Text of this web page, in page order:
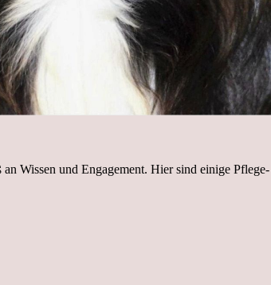
Wissen und Engagement. Hier sind einige